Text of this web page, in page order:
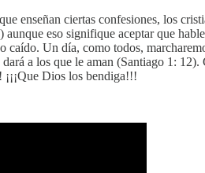
enseñan ciertas confesiones, los
eso signifique aceptar que
Un día, como todos,
a los que le aman (Santiago 1:
Dios los bendiga!!!